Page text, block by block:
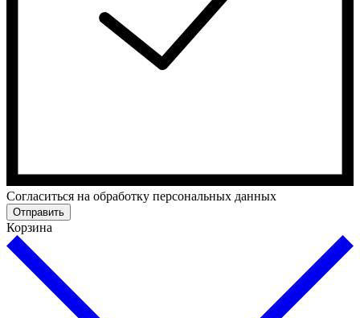
Cогласиться на обработку персональных данных
Отправить
Корзина